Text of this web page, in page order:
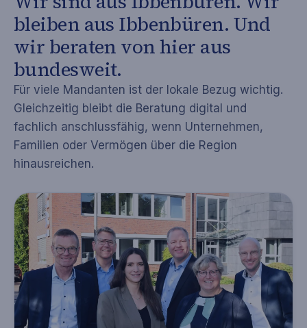
bleiben aus Ibbenbüren. Und
wir beraten von hier aus
bundesweit.
Für viele Mandanten ist der lokale Bezug wichtig.
Gleichzeitig bleibt die Beratung digital und
fachlich anschlussfähig, wenn Unternehmen,
Familien oder Vermögen über die Region
hinausreichen.